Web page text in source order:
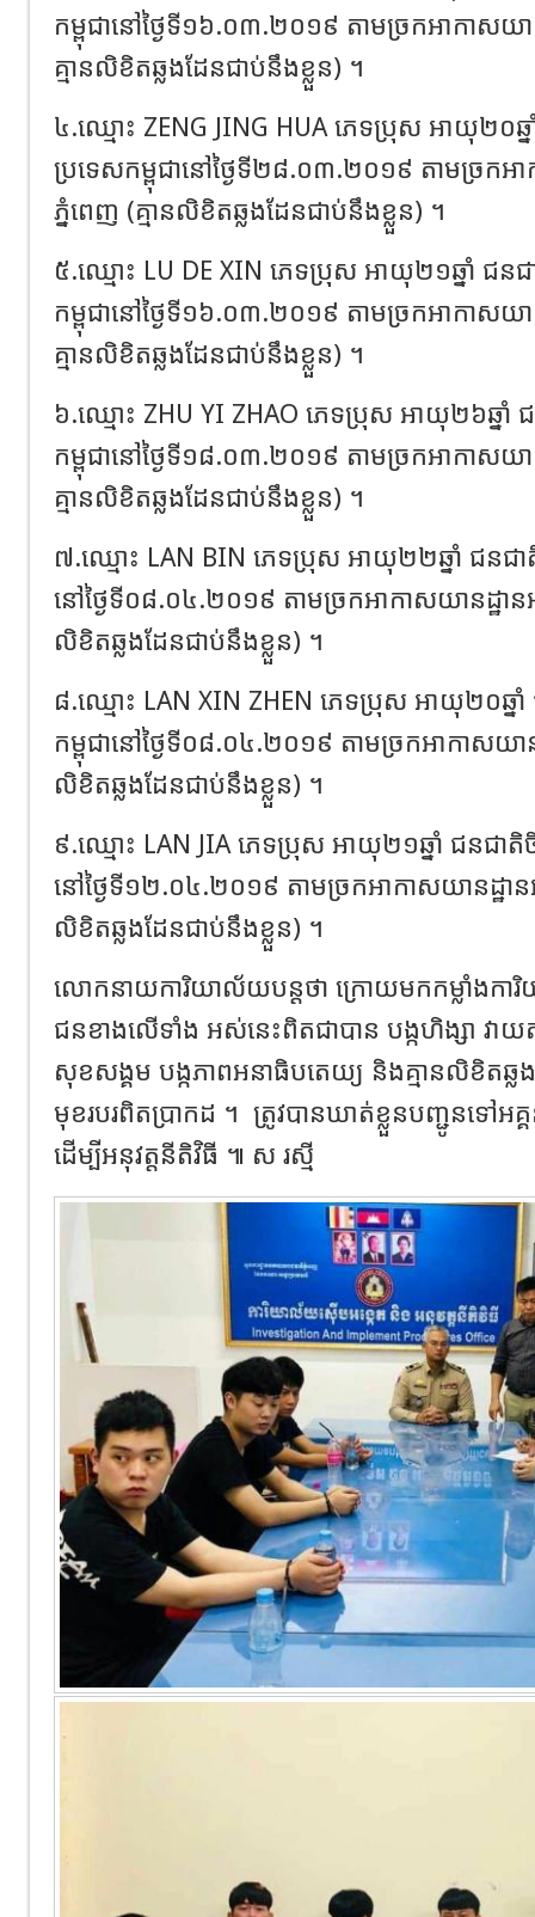
កម្ពុជា​នៅ​ថ្ងៃ​ទី​១៦.០៣.២០១៩​ តាម​ច្រក​អាកាសយាន
គ្មាន​លិខិតឆ្លងដែន​ជាប់​នឹង​ខ្លួន​)​ ។ ​
៤.​ឈ្មោះ​ ZENG​ JING​ HUA​ ភេទ​ប្រុស​ អាយុ​២០​
ប្រទេស​កម្ពុជា​នៅ​ថ្ងៃ​ទី​២៨.០៣.២០១៩​ តាម​ច្រក​អា
ភ្នំពេញ​ (​គ្មាន​លិខិតឆ្លងដែន​ជាប់​នឹង​ខ្លួន​)​ ។ ​
៥.​ឈ្មោះ​ LU​ DE​ XIN​ ភេទ​ប្រុស​ អាយុ​២១​ឆ្នាំ​ ជ
កម្ពុជា​នៅ​ថ្ងៃ​ទី​១៦.០៣.២០១៩​ តាម​ច្រក​អាកាសយាន
គ្មាន​លិខិតឆ្លងដែន​ជាប់​នឹង​ខ្លួន​)​ ។ ​
៦.​ឈ្មោះ​ ZHU​ YI​ ZHAO​ ភេទ​ប្រុស​ អាយុ​២៦​ឆ្ន
កម្ពុជា​នៅ​ថ្ងៃ​ទី​១៨.០៣.២០១៩​ តាម​ច្រក​អាកាសយាន
គ្មាន​លិខិតឆ្លងដែន​ជាប់​នឹង​ខ្លួន​)​ ។ ​
៧.​ឈ្មោះ​ LAN​ BIN​ ភេទ​ប្រុស​ អាយុ​២២​ឆ្នាំ​ ជនជ
នៅ​ថ្ងៃ​ទី​០៨.០៤.២០១៩​ តាម​ច្រក​អាកាសយានដ្ឋាន​អ
លិខិតឆ្លងដែន​ជាប់​នឹង​ខ្លួន​)​ ។ ​
៨.​ឈ្មោះ​ LAN​ XIN​ ZHEN​ ភេទ​ប្រុស​ អាយុ​២០​ឆ្
កម្ពុជា​នៅ​ថ្ងៃ​ទី​០៨.០៤.២០១៩​ តាម​ច្រក​អាកាសយានដ្
លិខិតឆ្លងដែន​ជាប់​នឹង​ខ្លួន​)​ ។ ​
៩.​ឈ្មោះ​ LAN​ JIA​ ភេទ​ប្រុស​ អាយុ​២១​ឆ្នាំ​ ជនជា
នៅ​ថ្ងៃ​ទី​១២.០៤.២០១៩​ តាម​ច្រក​អាកាសយានដ្ឋាន​អ
លិខិតឆ្លងដែន​ជាប់​នឹង​ខ្លួន​)​ ។ ​
លោកនាយ​ការិយាល័យ​បន្ត​ថា​ ក្រោយមក​កម្លាំង​ក
ជន​ខាងលើ​ទាំង​ អស់នេះ​ពិតជា​បាន​ បង្ក​ហិង្សា​ វាយត
សុខ​សង្គម​ បង្ក​ភាព​អនាធិបតេយ្យ​ និង​គ្មាន​លិខិតឆ្ល
មុខរបរ​ពិតប្រាកដ​ ។ ​ ត្រូវ​បាន​ឃាត់ខ្លួន​បញ្ជូន​ទៅ​អគ្
ដើម្បី​អនុវត្ត​នីតិវិធី​​ ៕ ស រស្មី